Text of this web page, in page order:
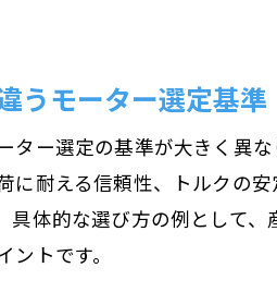
効
コ
長
モ
うモーター選定基準
ター選定の基準が大きく異
に耐える信頼性、トルクの
体的な選び方の例として、
トです。